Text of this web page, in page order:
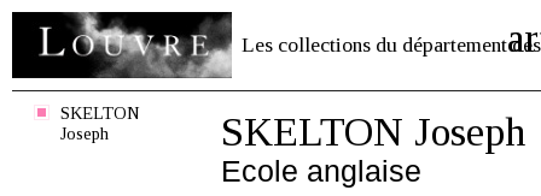
Les collections du département des
SKELTON
Joseph
SKELTON Joseph
Ecole anglaise